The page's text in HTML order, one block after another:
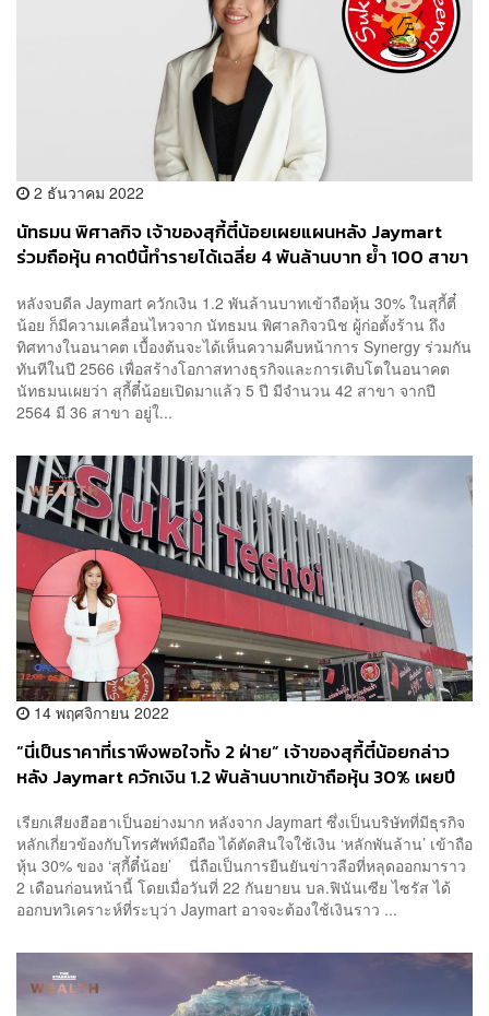
2 ธันวาคม 2022
นัทธมน พิศาลกิจ เจ้าของสุกี้ตี๋น้อยเผยแผนหลัง Jaymart
ร่วมถือหุ้น คาดปีนี้ทำรายได้เฉลี่ย 4 พันล้านบาท ย้ำ 100 สาขา
หลังจบดีล Jaymart ควักเงิน 1.2 พันล้านบาทเข้าถือหุ้น 30% ในสุกี้ตี๋
น้อย ก็มีความเคลื่อนไหวจาก นัทธมน พิศาลกิจวนิช ผู้ก่อตั้งร้าน ถึง
ทิศทางในอนาคต เบื้องต้นจะได้เห็นความคืบหน้าการ Synergy ร่วมกัน
ทันทีในปี 2566 เพื่อสร้างโอกาสทางธุรกิจและการเติบโตในอนาคต
นัทธมนเผยว่า สุกี้ตี๋น้อยเปิดมาแล้ว 5 ปี มีจำนวน 42 สาขา จากปี
2564 มี 36 สาขา อยู่ใ...
14 พฤศจิกายน 2022
“นี่เป็นราคาที่เราพึงพอใจทั้ง 2 ฝ่าย” เจ้าของสุกี้ตี๋น้อยกล่าว
หลัง Jaymart ควักเงิน 1.2 พันล้านบาทเข้าถือหุ้น 30% เผยปี
เรียกเสียงฮือฮาเป็นอย่างมาก หลังจาก Jaymart ซึ่งเป็นบริษัทที่มีธุรกิจ
หลักเกี่ยวข้องกับโทรศัพท์มือถือ ได้ตัดสินใจใช้เงิน ‘หลักพันล้าน’ เข้าถือ
หุ้น 30% ของ ‘สุกี้ตี๋น้อย’ นี่ถือเป็นการยืนยันข่าวลือที่หลุดออกมาราว
2 เดือนก่อนหน้านี้ โดยเมื่อวันที่ 22 กันยายน บล.ฟินันเซีย ไซรัส ได้
ออกบทวิเคราะห์ที่ระบุว่า Jaymart อาจจะต้องใช้เงินราว ...